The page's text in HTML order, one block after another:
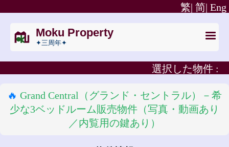
Eng
简|
繁|
Moku Property
✦三周年✦
選択した物件 :
🔥 Grand Central（グランド・セントラル）－希
少な3ベッドルーム販売物件（写真・動画あり
／内覧用の鍵あり）